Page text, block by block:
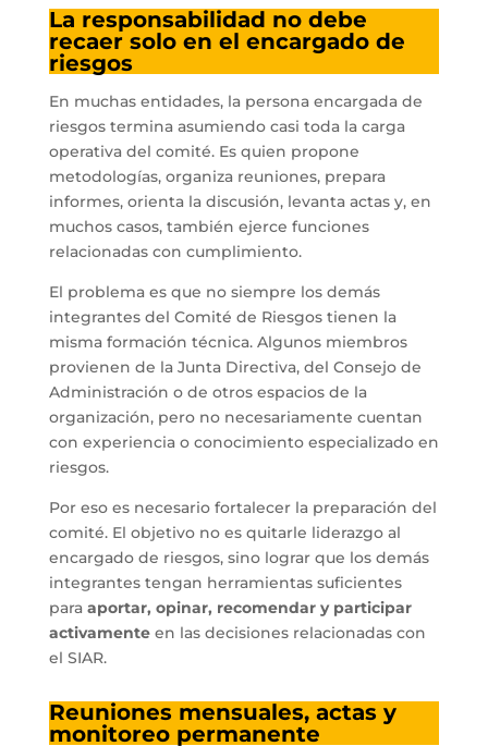
La responsabilidad no debe
recaer solo en el encargado de
riesgos
En muchas entidades, la persona encargada de
riesgos termina asumiendo casi toda la carga
operativa del comité. Es quien propone
metodologías, organiza reuniones, prepara
informes, orienta la discusión, levanta actas y, en
muchos casos, también ejerce funciones
relacionadas con cumplimiento.
El problema es que no siempre los demás
integrantes del Comité de Riesgos tienen la
misma formación técnica. Algunos miembros
provienen de la Junta Directiva, del Consejo de
Administración o de otros espacios de la
organización, pero no necesariamente cuentan
con experiencia o conocimiento especializado en
riesgos.
Por eso es necesario fortalecer la preparación del
comité. El objetivo no es quitarle liderazgo al
encargado de riesgos, sino lograr que los demás
integrantes tengan herramientas suficientes
para aportar, opinar, recomendar y participar
activamenteen las decisiones relacionadas con
el SIAR.
Reuniones mensuales, actas y
monitoreo permanente